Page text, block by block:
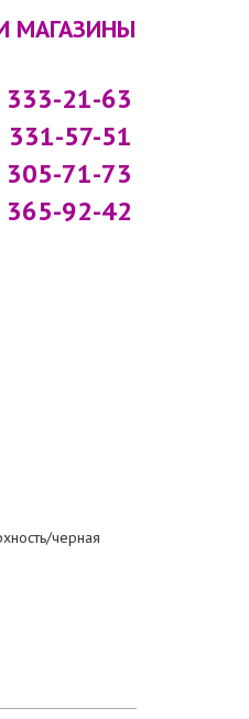
МАГАЗИНЫ
21-63
331-57-51
71-73
92-42
черная